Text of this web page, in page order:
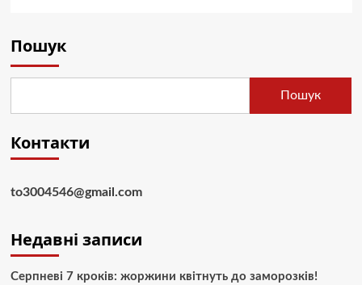
Пошук
Пошук
Контакти
to3004546@gmail.com
Недавні записи
Серпневі 7 кроків: жоржини квітнуть до заморозків!